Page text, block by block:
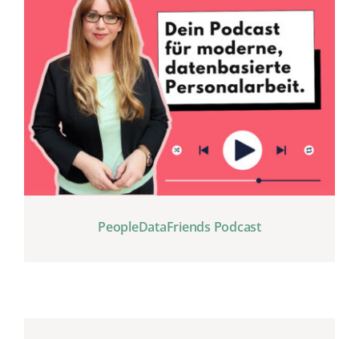
PeopleDataFriends Podcast